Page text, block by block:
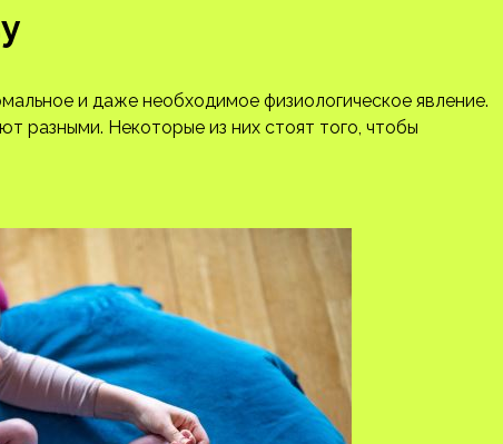
и даже необходимое физиологическое явление.
разными. Некоторые из них стоят того, чтобы